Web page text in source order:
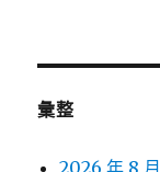
彙整